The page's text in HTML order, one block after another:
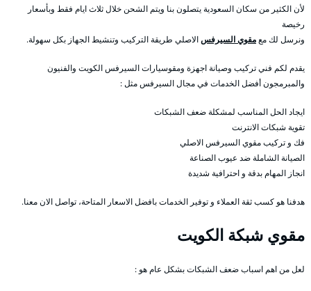
لأن الكثير من سكان السعودية يتصلون بنا ويتم الشحن خلال ثلاث ايام فقط وبأسعار
رخيصة
ونرسل لك معمقوي السيرفسالاصلي طريقة التركيب وتنشيط الجهاز بكل سهولة.
يقدم لكم فني تركيب وصيانة اجهزة ومقوسيارات السيرفس الكويت والفنيون
والمبرمجون أفضل الخدمات في مجال السيرفس مثل :
ايجاد الحل المناسب لمشكلة ضعف الشبكات
تقوية شبكات الانترنت
فك و تركيب مقوي السيرفس الاصلي
الصيانة الشاملة ضد عيوب الصناعة
انجاز المهام بدقة و احترافية شديدة
هدفنا هو كسب ثقة العملاء و توفير الخدمات بافضل الاسعار المتاحة، تواصل الان معنا.
مقوي شبكة الكويت
لعل من اهم اسباب ضعف الشبكات بشكل عام هو :